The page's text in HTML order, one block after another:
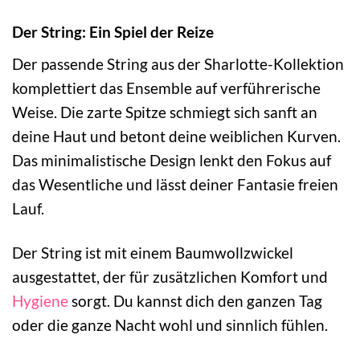
Der String: Ein Spiel der Reize
Der passende String aus der Sharlotte-Kollektion
komplettiert das Ensemble auf verführerische
Weise. Die zarte Spitze schmiegt sich sanft an
deine Haut und betont deine weiblichen Kurven.
Das minimalistische Design lenkt den Fokus auf
das Wesentliche und lässt deiner Fantasie freien
Lauf.
Der String ist mit einem Baumwollzwickel
ausgestattet, der für zusätzlichen Komfort und
Hygienesorgt. Du kannst dich den ganzen Tag
oder die ganze Nacht wohl und sinnlich fühlen.